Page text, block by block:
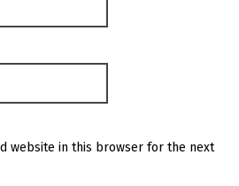
website in this browser for the next